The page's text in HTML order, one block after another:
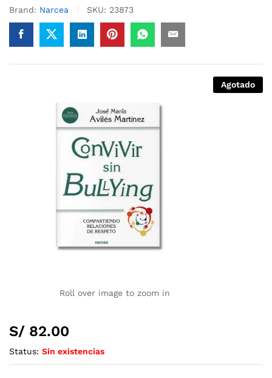
Brand: Narcea SKU: 23873
Agotado
Roll over image to zoom in
S/ 82.00
Status: Sin existencias